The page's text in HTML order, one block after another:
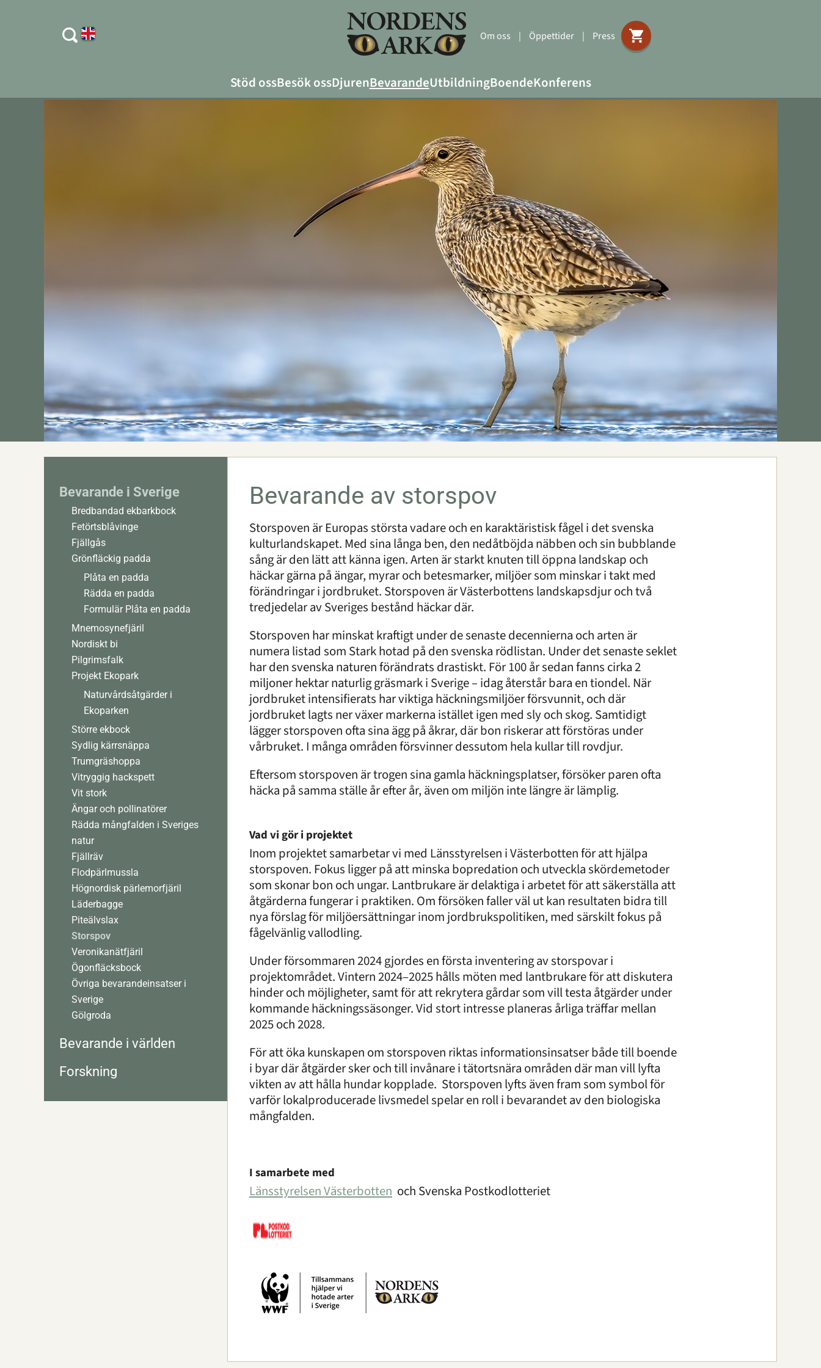
Om oss | Öppettider | Press
Stöd ossBesök ossDjurenBevarandeUtbildningBoendeKonferens
Bevarande i Sverige
Bredbandad ekbarkbock
Fetörtsblåvinge
Fjällgås
Grönfläckig padda
Plåta en padda
Rädda en padda
Formulär Plåta en padda
Mnemosynefjäril
Nordiskt bi
Pilgrimsfalk
Projekt Ekopark
Naturvårdsåtgärder i
Ekoparken
Större ekbock
Sydlig kärrsnäppa
Trumgräshoppa
Vitryggig hackspett
Vit stork
Ängar och pollinatörer
Rädda mångfalden i Sveriges
natur
Fjällräv
Flodpärlmussla
Högnordisk pärlemorfjäril
Läderbagge
Piteälvslax
Storspov
Veronikanätfjäril
Ögonfläcksbock
Övriga bevarandeinsatser i
Sverige
Gölgroda
Bevarande i världen
Forskning
Bevarande av storspov
Storspoven är Europas största vadare och en karaktäristisk fågel i det svenska
kulturlandskapet. Med sina långa ben, den nedåtböjda näbben och sin bubblande
sång är den lätt att känna igen. Arten är starkt knuten till öppna landskap och
häckar gärna på ängar, myrar och betesmarker, miljöer som minskar i takt med
förändringar i jordbruket. Storspoven är Västerbottens landskapsdjur och två
tredjedelar av Sveriges bestånd häckar där.
Storspoven har minskat kraftigt under de senaste decennierna och arten är
numera listad som Stark hotad på den svenska rödlistan. Under det senaste seklet
har den svenska naturen förändrats drastiskt. För 100 år sedan fanns cirka 2
miljoner hektar naturlig gräsmark i Sverige – idag återstår bara en tiondel. När
jordbruket intensifierats har viktiga häckningsmiljöer försvunnit, och där
jordbruket lagts ner växer markerna istället igen med sly och skog. Samtidigt
lägger storspoven ofta sina ägg på åkrar, där bon riskerar att förstöras under
vårbruket. I många områden försvinner dessutom hela kullar till rovdjur.
Eftersom storspoven är trogen sina gamla häckningsplatser, försöker paren ofta
häcka på samma ställe år efter år, även om miljön inte längre är lämplig.
Vad vi gör i projektet
Inom projektet samarbetar vi med Länsstyrelsen i Västerbotten för att hjälpa
storspoven. Fokus ligger på att minska bopredation och utveckla skördemetoder
som skonar bon och ungar. Lantbrukare är delaktiga i arbetet för att säkerställa att
åtgärderna fungerar i praktiken. Om försöken faller väl ut kan resultaten bidra till
nya förslag för miljöersättningar inom jordbrukspolitiken, med särskilt fokus på
fågelvänlig vallodling.
Under försommaren 2024 gjordes en första inventering av storspovar i
projektområdet. Vintern 2024–2025 hålls möten med lantbrukare för att diskutera
hinder och möjligheter, samt för att rekrytera gårdar som vill testa åtgärder under
kommande häckningssäsonger. Vid stort intresse planeras årliga träffar mellan
2025 och 2028.
För att öka kunskapen om storspoven riktas informationsinsatser både till boende
i byar där åtgärder sker och till invånare i tätortsnära områden där man vill lyfta
vikten av att hålla hundar kopplade. Storspoven lyfts även fram som symbol för
varför lokalproducerade livsmedel spelar en roll i bevarandet av den biologiska
mångfalden.
I samarbete med
Länsstyrelsen Västerbotten och Svenska Postkodlotteriet